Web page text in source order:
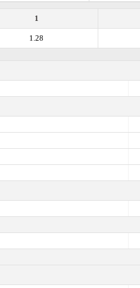
1
1.28